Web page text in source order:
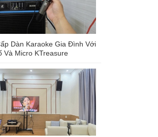
Dàn Karaoke Gia Đình Với
Và Micro KTreasure